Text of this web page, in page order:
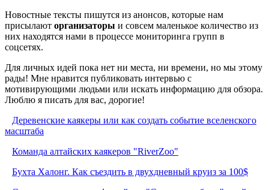
Новостные тексты пишутся из анонсов, которые нам
присылают организаторы и совсем маленькое количество из
них находятся нами в процессе мониторинга групп в
соцсетях.
Для личных идей пока нет ни места, ни времени, но мы этому
рады! Мне нравится публиковать интервью с
мотивирующими людьми или искать информацию для обзора.
Люблю я писать для вас, дорогие!
Деревенские каякеры или как создать событие вселенского
масштаба
Команда алтайских каякеров "RiverZoo"
Бухта Халонг. Как съездить в двухдневный круиз за 100$